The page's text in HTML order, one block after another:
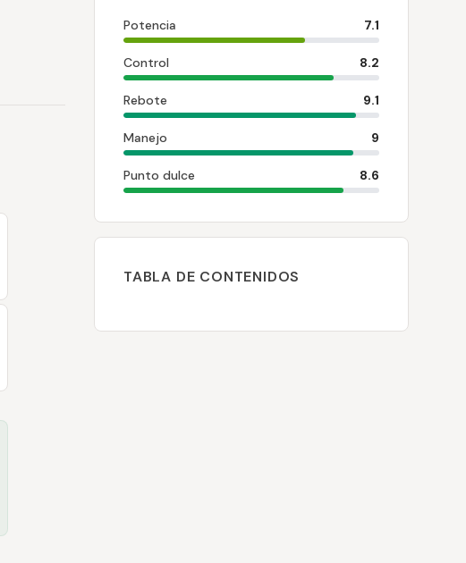
Potencia 7.1
Control 8.2
Rebote 9.1
Manejo 9
Punto dulce 8.6
TABLA DE CONTENIDOS